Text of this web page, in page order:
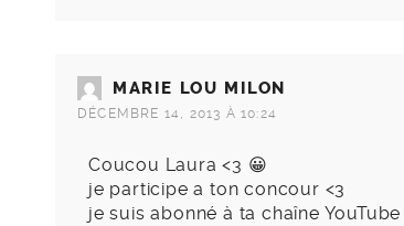
MARIE LOU MILON
DÉCEMBRE 14, 2013 À 10:24
Coucou Laura <3 😀
je participe a ton concour <3
je suis abonné à ta chaîne